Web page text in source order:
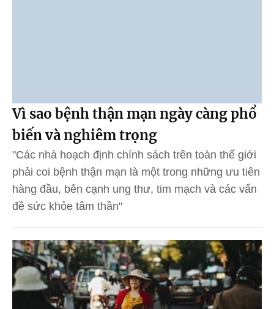
Vì sao bệnh thận mạn ngày càng phổ
biến và nghiêm trọng
"Các nhà hoạch định chính sách trên toàn thế giới
phải coi bệnh thận mạn là một trong những ưu tiên
hàng đầu, bên cạnh ung thư, tim mạch và các vấn
đề sức khỏe tâm thần"